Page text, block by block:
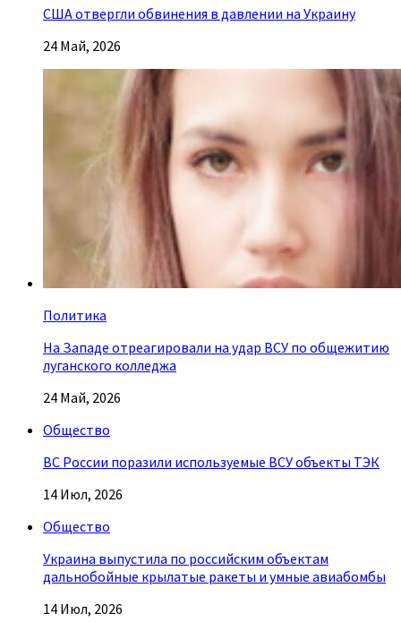
США отвергли обвинения в давлении на Украину
24 Май, 2026
Политика
На Западе отреагировали на удар ВСУ по общежитию
луганского колледжа
24 Май, 2026
Общество
ВС России поразили используемые ВСУ объекты ТЭК
14 Июл, 2026
Общество
Украина выпустила по российским объектам
дальнобойные крылатые ракеты и умные авиабомбы
14 Июл, 2026